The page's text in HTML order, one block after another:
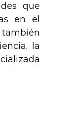
que
en el
también
la